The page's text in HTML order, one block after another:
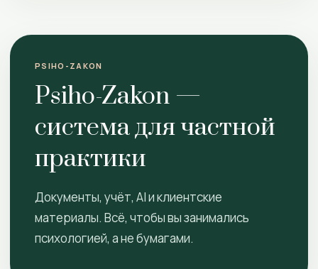
PSIHO-ZAKON
Psiho-Zakon —
система для частной
практики
Документы, учёт, AI и клиентские
материалы. Всё, чтобы вы занимались
психологией, а не бумагами.